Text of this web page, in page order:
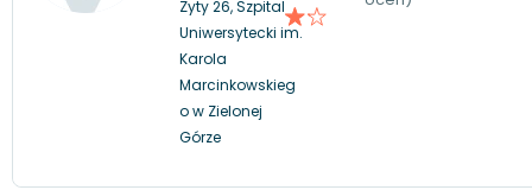
Zyty 26, Szpital
Uniwersytecki im.
Karola
Marcinkowskieg
o w Zielonej
Górze